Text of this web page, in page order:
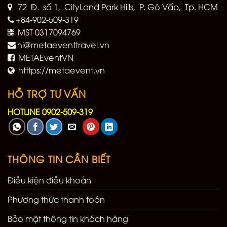
72 Đ. số 1, CityLand Park Hills, P. Gò Vấp, Tp. HCM
+84-902-509-319
MST 0317094769
hi@metaeventtravel.vn
METAEventVN
htttps://metaevent.vn
HỖ TRỢ TƯ VẤN
HOTLINE 0902-509-319
THÔNG TIN CẦN BIẾT
Điều kiện điều khoản
Phương thức thanh toán
Bảo mật thông tin khách hàng